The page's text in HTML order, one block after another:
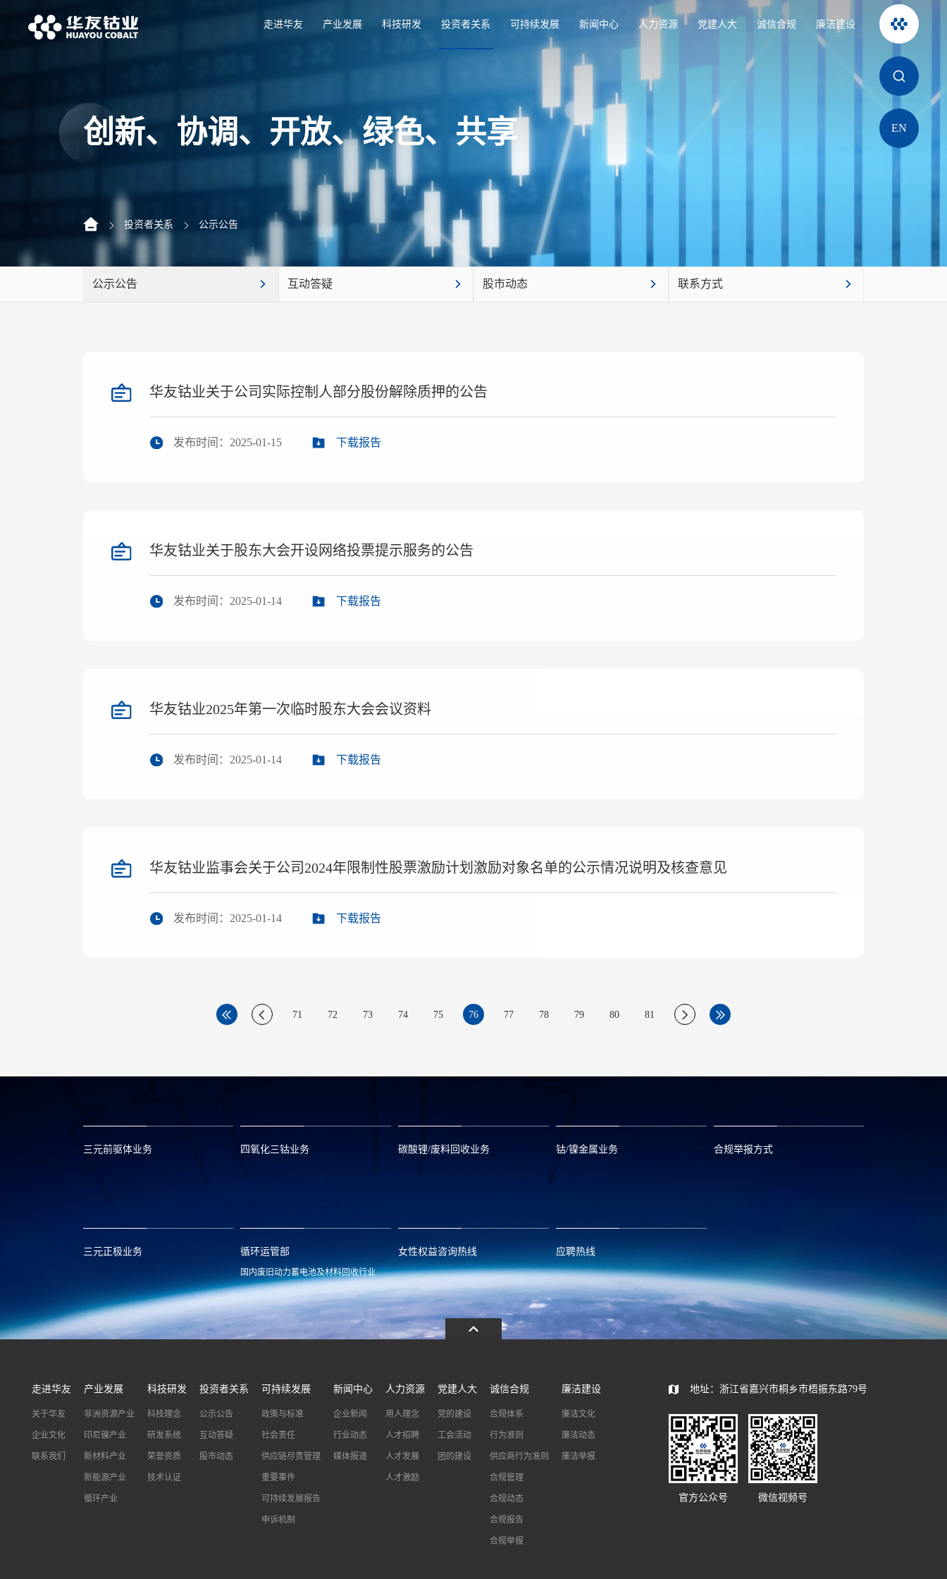
走进华友 产业发展 科技研发 投资者关系 可持续发展 新闻中心 人力资源 党建人大 诚信合规 廉洁建设
EN
创新、协调、开放、绿色、共享
投资者关系 公示公告
公示公告 互动答疑 股市动态 联系方式
华友钴业关于公司实际控制人部分股份解除质押的公告
发布时间：2025-01-15 下载报告
华友钴业关于股东大会开设网络投票提示服务的公告
发布时间：2025-01-14 下载报告
华友钴业2025年第一次临时股东大会会议资料
发布时间：2025-01-14 下载报告
华友钴业监事会关于公司2024年限制性股票激励计划激励对象名单的公示情况说明及核查意见
发布时间：2025-01-14 下载报告
71 72 73 74 75 76 77 78 79 80 81
三元前驱体业务 四氧化三钴业务 碳酸锂/废料回收业务 钴/镍金属业务 合规举报方式
三元正极业务 循环运管部
国内废旧动力蓄电池及材料回收行业
hyxh@huayou.com
女性权益咨询热线
13486326037
应聘热线
0086-0573-88585392
走进华友
关于华友
企业文化
联系我们
产业发展
非洲资源产业
印尼镍产业
新材料产业
新能源产业
循环产业
科技研发
科技理念
研发系统
荣誉资质
技术认证
投资者关系
公示公告
互动答疑
股市动态
可持续发展
政策与标准
社会责任
供应链尽责管理
重要事件
可持续发展报告
申诉机制
新闻中心
企业新闻
行业动态
媒体报道
人力资源
用人理念
人才招聘
人才发展
人才激励
党建人大
党的建设
工会活动
团的建设
诚信合规
合规体系
行为准则
供应商行为准则
合规管理
合规动态
合规报告
合规举报
廉洁建设
廉洁文化
廉洁动态
廉洁举报
地址：浙江省嘉兴市桐乡市梧振东路79号
官方公众号 微信视频号